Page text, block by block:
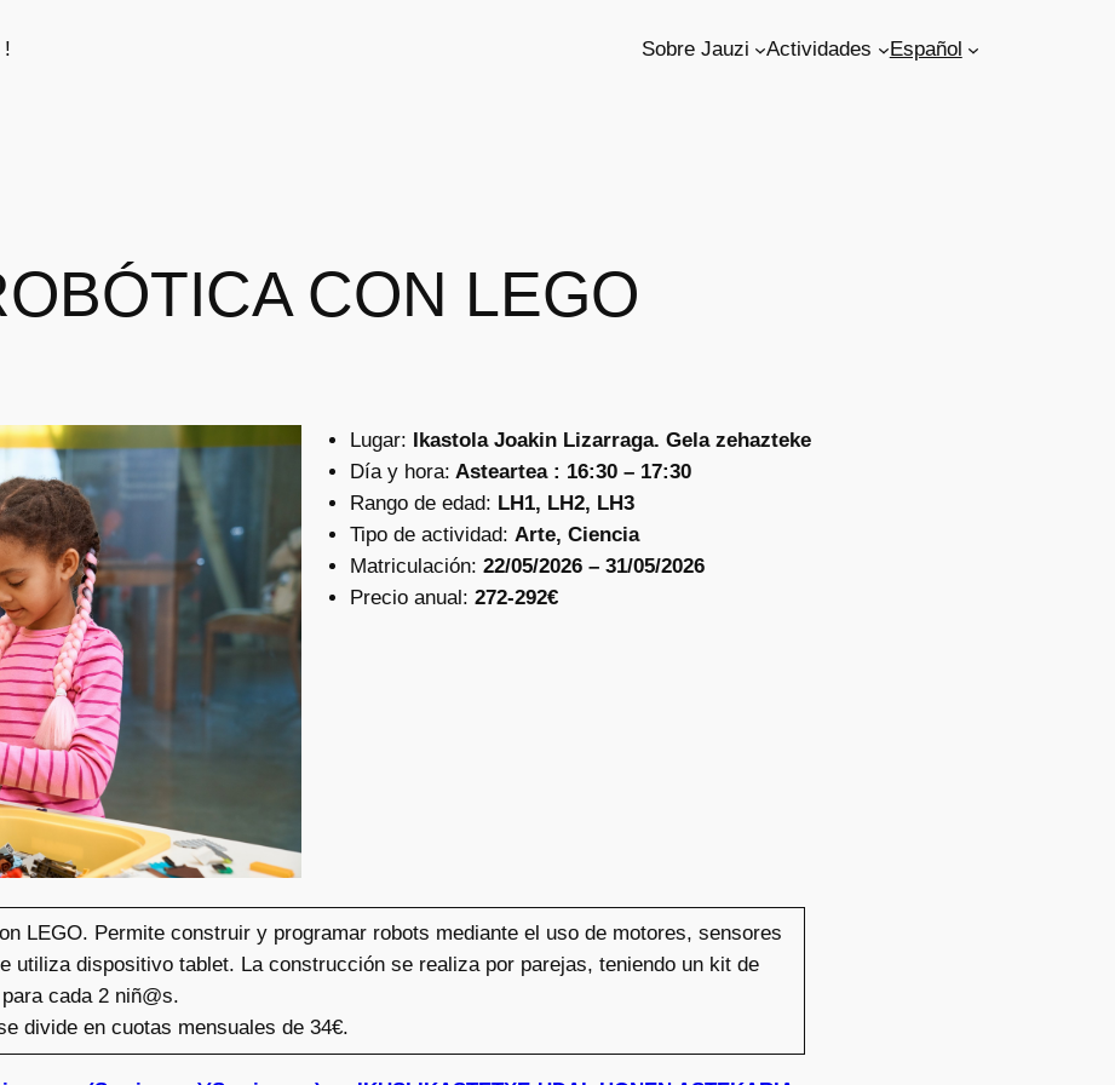
! Sobre Jauzi Actividades Español
CON LEGO
Lugar: Ikastola Joakin Lizarraga. Gela zehazteke
Día y hora: Asteartea : 16:30 – 17:30
Rango de edad: LH1, LH2, LH3
Tipo de actividad: Arte, Ciencia
Matriculación: 22/05/2026 – 31/05/2026
Precio anual: 272-292€
LEGO. Permite construir y programar robots mediante el uso de motores, sensores
utiliza dispositivo tablet. La construcción se realiza por parejas, teniendo un kit de
cada 2 niñ@s.
divide en cuotas mensuales de 34€.